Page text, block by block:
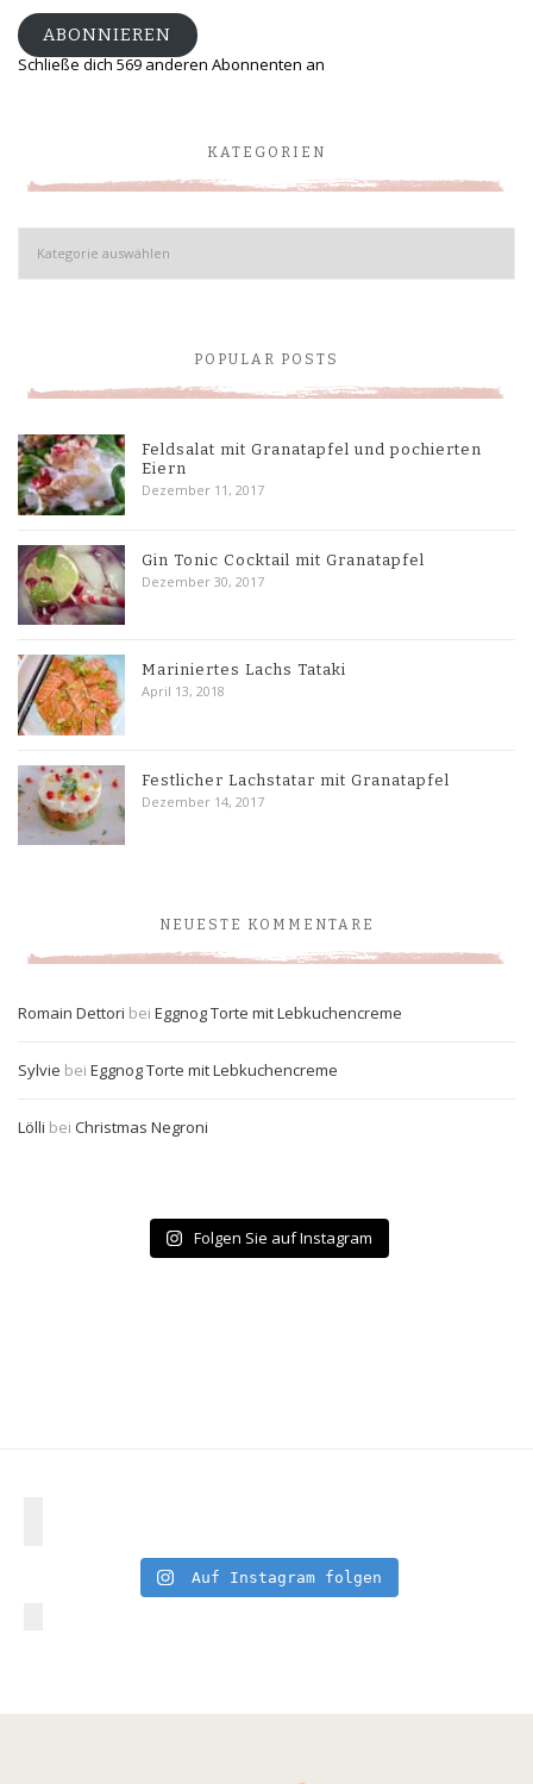
ABONNIEREN
Schließe dich 569 anderen Abonnenten an
KATEGORIEN
Kategorien
POPULAR POSTS
Feldsalat mit Granatapfel und pochierten
Eiern
Dezember 11, 2017
Gin Tonic Cocktail mit Granatapfel
Dezember 30, 2017
Mariniertes Lachs Tataki
April 13, 2018
Festlicher Lachstatar mit Granatapfel
Dezember 14, 2017
NEUESTE KOMMENTARE
Romain Dettori bei Eggnog Torte mit Lebkuchencreme
Sylvie bei Eggnog Torte mit Lebkuchencreme
Lölli bei Christmas Negroni
Folgen Sie auf Instagram
Auf Instagram folgen